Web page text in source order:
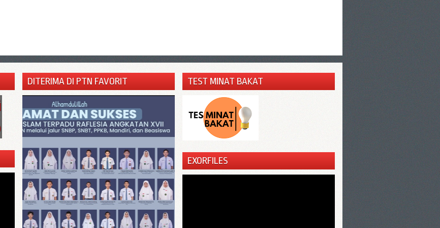
DITERIMA DI PTN FAVORIT TEST MINAT BAKAT
EXORFILES